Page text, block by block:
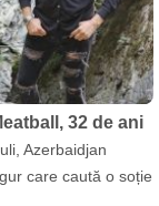
sentimente
32 de ani
Azerbaidjan
care caută o soție